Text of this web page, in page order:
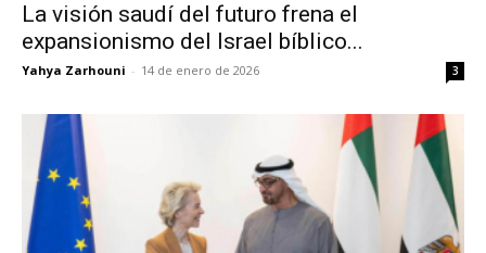
La visión saudí del futuro frena el
expansionismo del Israel bíblico...
Yahya Zarhouni - 14 de enero de 2026 3